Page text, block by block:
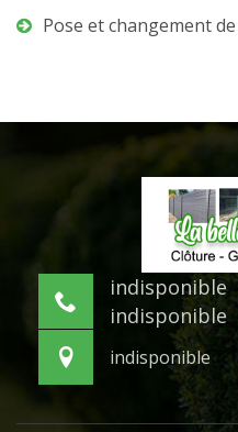
Pose et changement
indisponible
indisponible
indisponible